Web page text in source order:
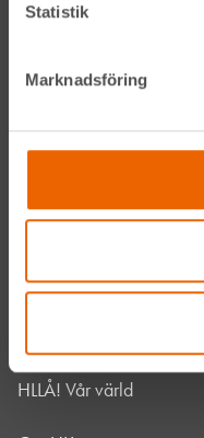
Statistik
Marknadsföring
LinkedIn
Våra maskiner
Våra depåer
HLLÅ! Vår värld